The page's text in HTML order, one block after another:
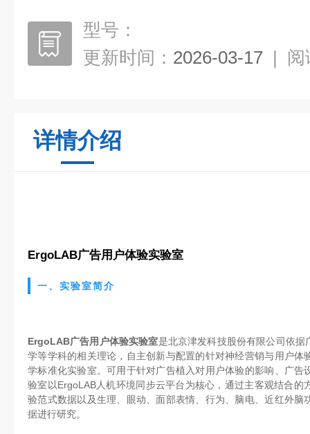
型号：
更新时间： 2026-03-17 | 阅
详情介绍
ErgoLAB广告用户体验实验室
一、实验室简介
ErgoLAB广告用户体验实验室是北京津发科技股份有限公司依
学等学科的相关理论，自主创新与配置的针对神经营销与用户
学标准化实验室。可用于针对广告植入对用户体验的影响、广
验室以ErgoLAB人机环境同步云平台为核心，通过主客观结合
验范式数据以及生理、眼动、面部表情、行为、脑电、近红外
据进行研究。